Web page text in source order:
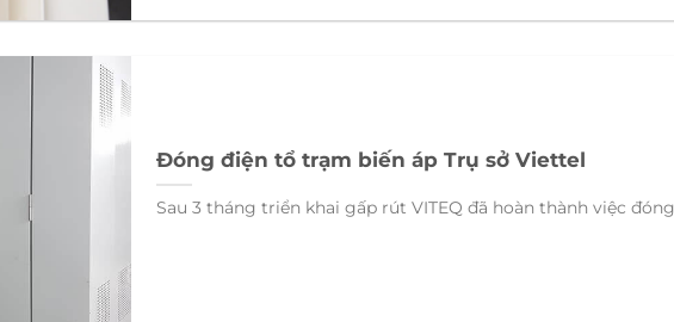
Đóng điện tổ trạm biến áp Trụ sở Viettel
Sau 3 tháng triển khai gấp rút VITEQ đã hoàn thành việc